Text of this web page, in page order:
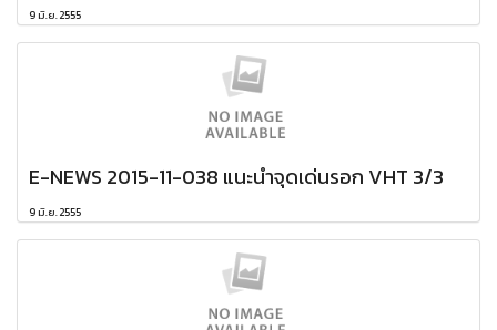
9 มิ.ย. 2555
E-NEWS 2015-11-038 แนะนำจุดเด่นรอก VHT 3/3
9 มิ.ย. 2555